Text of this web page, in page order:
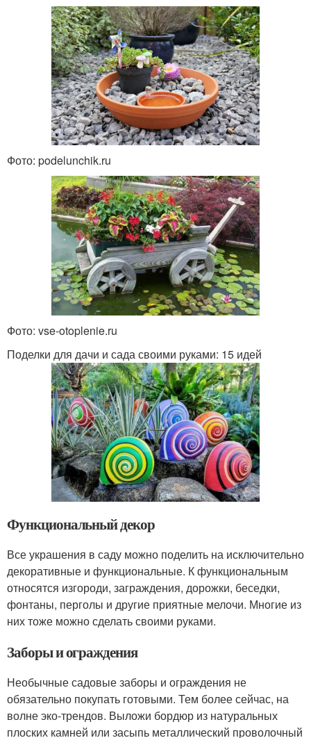
Фото: podelunchik.ru
Фото: vse-otoplenie.ru
Поделки для дачи и сада своими руками: 15 идей
Функциональный декор
Все украшения в саду можно поделить на исключительно
декоративные и функциональные. К функциональным
относятся изгороди, заграждения, дорожки, беседки,
фонтаны, перголы и другие приятные мелочи. Многие из
них тоже можно сделать своими руками.
Заборы и ограждения
Необычные садовые заборы и ограждения не
обязательно покупать готовыми. Тем более сейчас, на
волне эко-трендов. Выложи бордюр из натуральных
плоских камней или засыпь металлический проволочный